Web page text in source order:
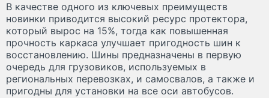
В качестве одного из ключевых преимуществ
новинки приводится высокий ресурс протектора,
который вырос на 15%, тогда как повышенная
прочность каркаса улучшает пригодность шин к
восстановлению. Шины предназначены в первую
очередь для грузовиков, используемых в
региональных перевозках, и самосвалов, а также и
пригодны для установки на все оси автобусов.